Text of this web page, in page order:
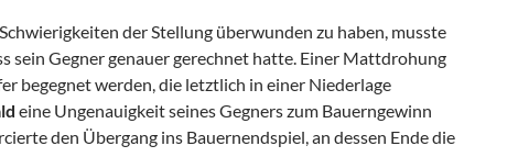
der Stellung überwunden zu haben, musste
sein Gegner genauer gerechnet hatte. Einer Mattdrohung
begegnet werden, die letztlich in einer Niederlage
eine Ungenauigkeit seines Gegners zum Bauerngewinn
den Übergang ins Bauernendspiel, an dessen Ende die